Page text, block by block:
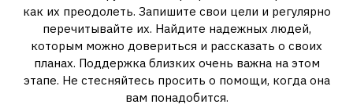
как их преодолеть. Запишите свои цели и регулярно
перечитывайте их. Найдите надежных людей,
которым можно довериться и рассказать о своих
планах. Поддержка близких очень важна на этом
этапе. Не стесняйтесь просить о помощи, когда она
вам понадобится.